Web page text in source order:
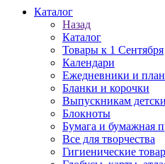
Каталог
Назад
Каталог
Товары к 1 Сентября
Календари
Ежедневники и
Бланки и корочки
Выпускникам
Блокноты
Бумага и бумажная
Все для творчества
Гигиенические